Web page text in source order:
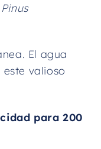
Pinus
El agua
valioso
para 200